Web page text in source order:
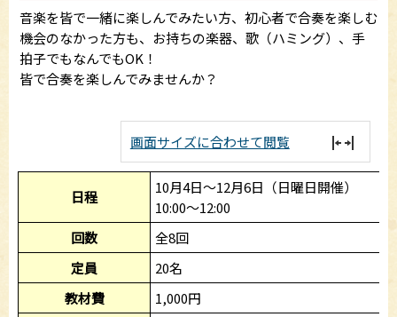
音楽を皆で一緒に楽しんでみたい方、初心者で合奏を楽しむ
機会のなかった方も、お持ちの楽器、歌（ハミング）、手
拍子でもなんでもOK！
皆で合奏を楽しんでみませんか？
画面サイズに合わせて閲覧
日程
10月4日～12月6日（日曜日開催）
10:00～12:00
回数
全8回
定員
20名
教材費
1,000円